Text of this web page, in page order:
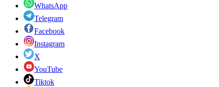
WhatsApp
Telegram
Facebook
Instagram
X
YouTube
Tiktok